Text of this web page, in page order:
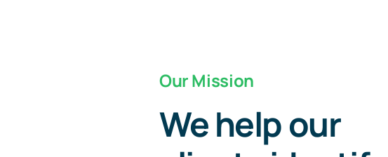
Our Mission
We help our